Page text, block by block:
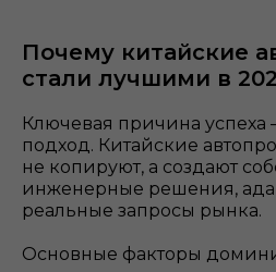
Почему китайские
стали лучшими в
Ключевая причина
подход. Китайские
не копируют, а создают
инженерные решения,
реальные запросы рынка.
Основные факторы